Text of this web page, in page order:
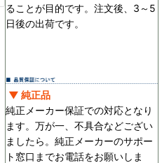
ることが目的です。 注文後、3～5
日後の出荷です。
▼ 純正品
純正メーカー保証での対応となり
ます。万が一、不具合などござい
ましたら。純正メーカーのサポー
ト窓口までお電話をお願いしま